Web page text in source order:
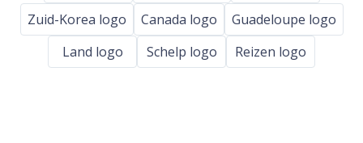
Zuid-Korea logo
Canada logo
Guadeloupe logo
Land logo
Schelp logo Reizen logo